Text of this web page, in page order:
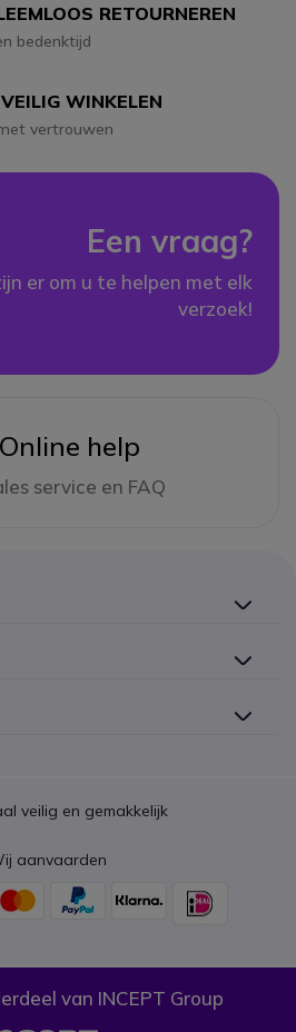
RETOURNEREN
bedenktijd
WINKELEN
vertrouwen
Een vraag?
er om u te helpen met elk
verzoek!
icon
Online help
service en FAQ
veilig en gemakkelijk
aanvaarden
van INCEPT Group